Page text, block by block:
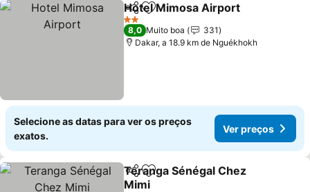
PartilharAdicionar aos favoritos
Hotel Mimosa Airport
2 Estrelas
8,0 Muito boa
331
Dakar, a 18.9 km de Nguékhokh
Selecione as datas para ver os preços
exatos.
Ver preços
PartilharAdicionar aos favoritos
Teranga Sénégal Chez
Mimi